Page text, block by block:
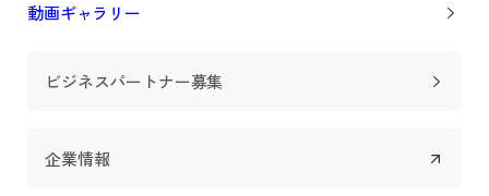
動画ギャラリー
ビジネスパートナー募集
企業情報